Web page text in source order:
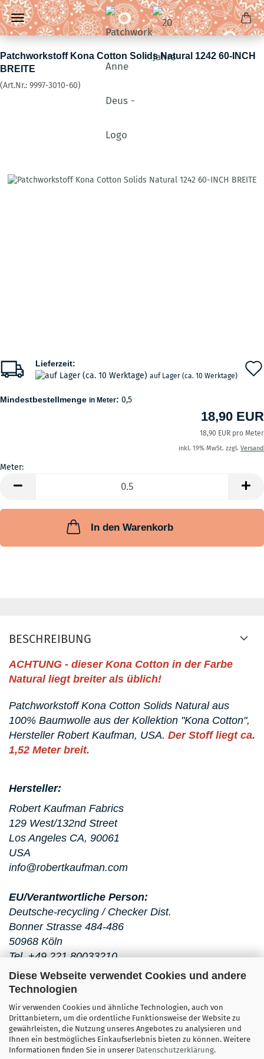
Diese Webseite verwendet Cookies und andere
Technologien
Wir verwenden Cookies und ähnliche Technologien, auch von
Drittanbietern, um die ordentliche Funktionsweise der Website zu
gewährleisten, die Nutzung unseres Angebotes zu analysieren und
Ihnen ein bestmögliches Einkaufserlebnis bieten zu können. Weitere
Informationen finden Sie in unserer Datenschutzerklärung.
Patchworkstoff Kona Cotton Solids Natural 1242 60-INCH
BREITE
(Art.Nr.: 9997-3010-60)
Lieferzeit:
auf Lager (ca. 10 Werktage)
Mindestbestellmenge in Meter: 0,5
18,90 EUR
18,90 EUR pro Meter
inkl. 19% MwSt. zzgl. Versand
Meter:
In den Warenkorb
BESCHREIBUNG
ACHTUNG - dieser Kona Cotton in der Farbe
Natural liegt breiter als üblich!
Patchworkstoff Kona Cotton Solids Natural aus
100% Baumwolle aus der Kollektion "Kona Cotton",
Hersteller Robert Kaufman, USA. Der Stoff liegt ca.
1,52 Meter breit.
Hersteller:
Robert Kaufman Fabrics
129 West/132nd Street
Los Angeles CA, 90061
USA
info@robertkaufman.com
EU/Verantwortliche Person:
Deutsche-recycling / Checker Dist.
Bonner Strasse 484-486
50968 Köln
Tel. +49 221 80033210
info@deutsche-recycling.de